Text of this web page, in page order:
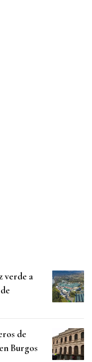
verde a
de
Burgos